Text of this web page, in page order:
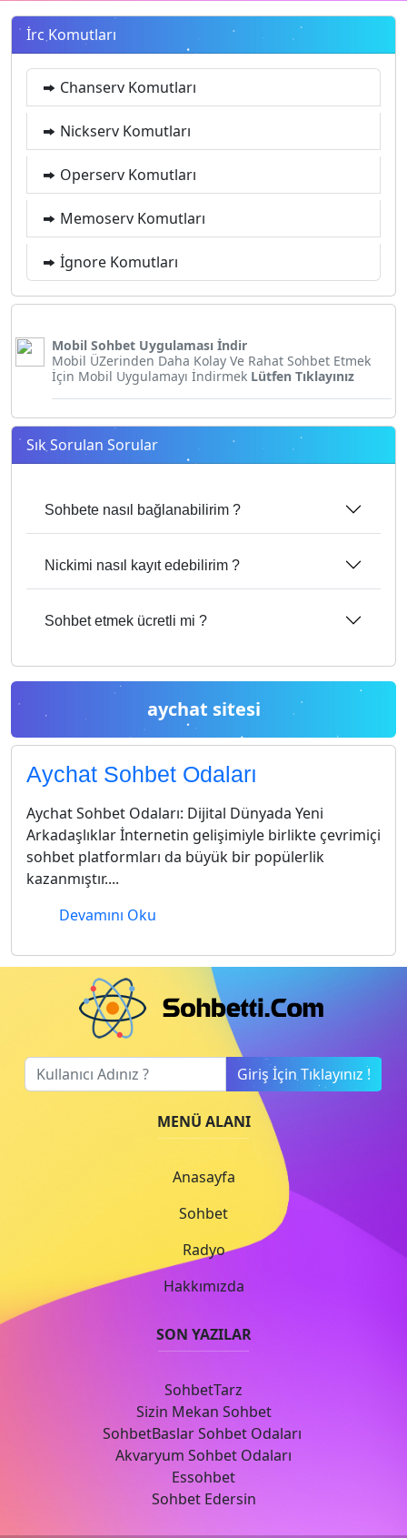
İrc Komutları
Chanserv Komutları
Nickserv Komutları
Operserv Komutları
Memoserv Komutları
İgnore Komutları
Mobil Sohbet Uygulaması İndir
Mobil ÜZerinden Daha Kolay Ve Rahat Sohbet Etmek
İçin Mobil Uygulamayı İndirmek Lütfen Tıklayınız
Sık Sorulan Sorular
Sohbete nasıl bağlanabilirim ?
Nickimi nasıl kayıt edebilirim ?
Sohbet etmek ücretli mi ?
aychat sitesi
Aychat Sohbet Odaları
Aychat Sohbet Odaları: Dijital Dünyada Yeni
Arkadaşlıklar İnternetin gelişimiyle birlikte çevrimiçi
sohbet platformları da büyük bir popülerlik
kazanmıştır....
Devamını Oku
Giriş İçin Tıklayınız !
MENÜ ALANI
Anasayfa
Sohbet
Radyo
Hakkımızda
SON YAZILAR
SohbetTarz
Sizin Mekan Sohbet
SohbetBaslar Sohbet Odaları
Akvaryum Sohbet Odaları
Essohbet
Sohbet Edersin